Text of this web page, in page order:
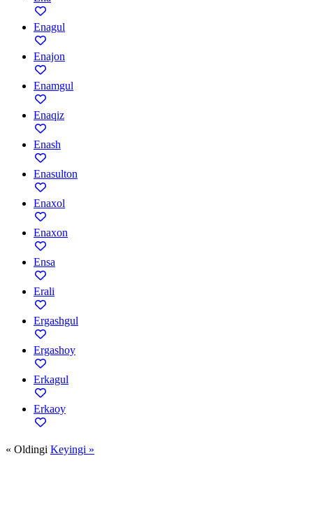
Enagul
Enajon
Enamgul
Enaqiz
Enash
Enasulton
Enaxol
Enaxon
Ensa
Erali
Ergashgul
Ergashoy
Erkagul
Erkaoy
« Oldingi Keyingi »